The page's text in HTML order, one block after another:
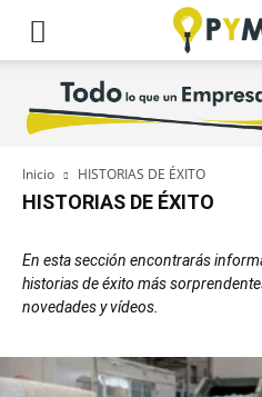
Inicio HISTORIAS DE ÉXITO
HISTORIAS DE ÉXITO
En esta sección encontrarás
historias de éxito más
novedades y vídeos.